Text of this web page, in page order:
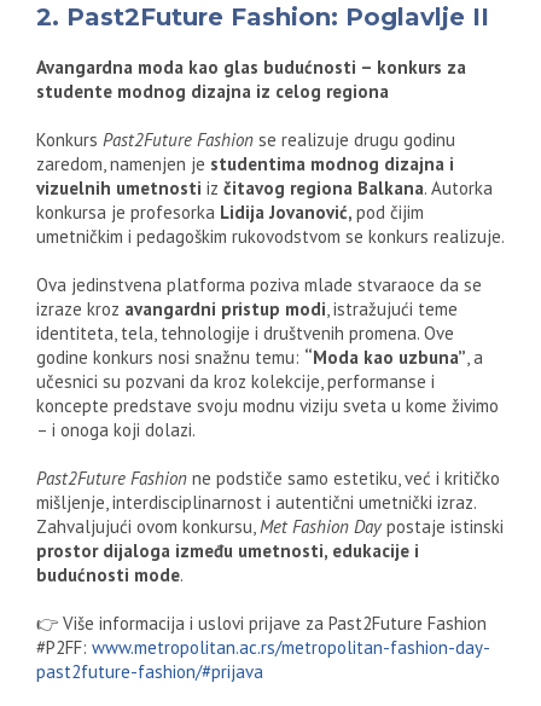
2. Past2Future Fashion: Poglavlje II
Avangardna moda kao glas budućnosti – konkurs za
studente modnog dizajna iz celog regiona
Konkurs Past2Future Fashion se realizuje drugu godinu
zaredom, namenjen je studentima modnog dizajna i
vizuelnih umetnosti iz čitavog regiona Balkana. Autorka
konkursa je profesorka Lidija Jovanović, pod čijim
umetničkim i pedagoškim rukovodstvom se konkurs realizuje.
Ova jedinstvena platforma poziva mlade stvaraoce da se
izraze kroz avangardni pristup modi , istražujući teme
identiteta, tela, tehnologije i društvenih promena. Ove
godine konkurs nosi snažnu temu: “Moda kao uzbuna” , a
učesnici su pozvani da kroz kolekcije, performanse i
koncepte predstave svoju modnu viziju sveta u kome živimo
– i onoga koji dolazi.
Past2Future Fashion ne podstiče samo estetiku, već i kritičko
mišljenje, interdisciplinarnost i autentični umetnički izraz.
Zahvaljujući ovom konkursu, Met Fashion Day postaje istinski
prostor dijaloga između umetnosti, edukacije i
budućnosti mode.
👉 Više informacija i uslovi prijave za Past2Future Fashion
#P2FF: www.metropolitan.ac.rs/metropolitan-fashion-day-
past2future-fashion/#prijava